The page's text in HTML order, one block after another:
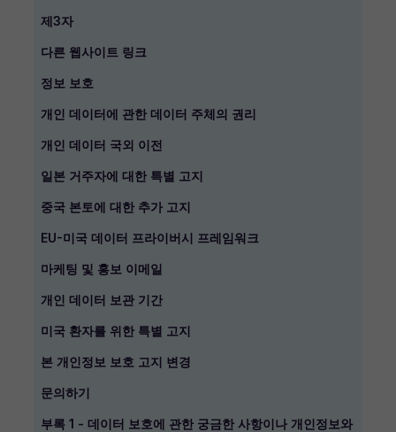
제3자
다른 웹사이트 링크
정보 보호
개인 데이터에 관한 데이터 주체의 권리
개인 데이터 국외 이전
일본 거주자에 대한 특별 고지
중국 본토에 대한 추가 고지
EU-미국 데이터 프라이버시 프레임워크
마케팅 및 홍보 이메일
개인 데이터 보관 기간
미국 환자를 위한 특별 고지
본 개인정보 보호 고지 변경
문의하기
부록 1 - 데이터 보호에 관한 궁금한 사항이나 개인정보와